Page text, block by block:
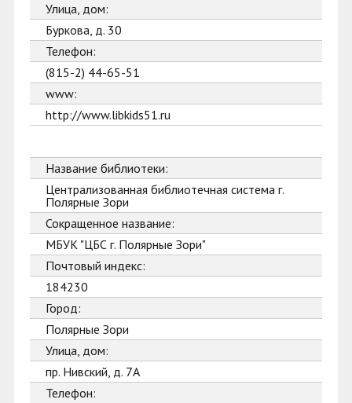
Улица, дом:
Буркова, д. 30
Телефон:
(815-2) 44-65-51
www:
http://www.libkids51.ru
Название библиотеки:
Централизованная библиотечная система г.
Полярные Зори
Сокращенное название:
МБУК "ЦБС г. Полярные Зори"
Почтовый индекс:
184230
Город:
Полярные Зори
Улица, дом:
пр. Нивский, д. 7А
Телефон: